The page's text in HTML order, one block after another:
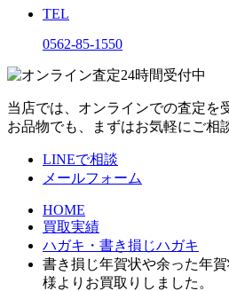
TEL
0562-85-1550
当店では、オンラインでの査定を
お品物でも、まずはお気軽にご相
LINEで相談
メールフォーム
HOME
買取実績
ハガキ・書き損じハガキ
書き損じ年賀状や余った年
様よりお買取りしました。